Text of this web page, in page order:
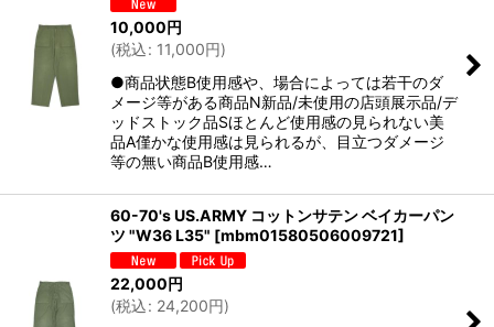
10,000円
(税込: 11,000円)
●商品状態B使用感や、場合によっては若干のダ
メージ等がある商品N新品/未使用の店頭展示品/デ
ッドストック品Sほとんど使用感の見られない美
品A僅かな使用感は見られるが、目立つダメージ
等の無い商品B使用感…
60-70's US.ARMY コットンサテン ベイカーパン
ツ "W36 L35" [mbm01580506009721]
22,000円
(税込: 24,200円)